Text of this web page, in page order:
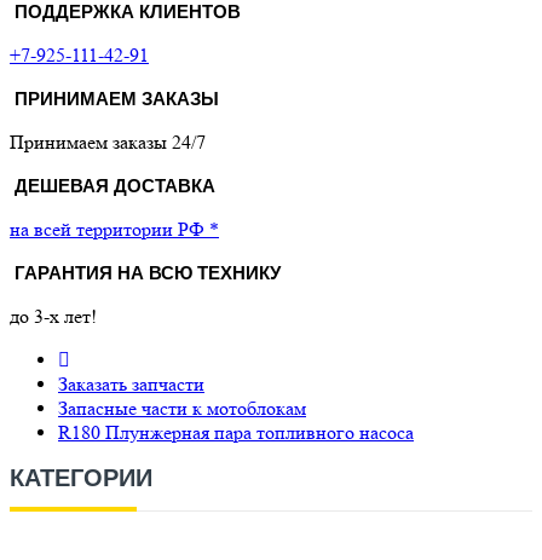
ПОДДЕРЖКА КЛИЕНТОВ
+7-925-111-42-91
ПРИНИМАЕМ ЗАКАЗЫ
Принимаем заказы 24/7
ДЕШЕВАЯ ДОСТАВКА
на всей территории РФ *
ГАРАНТИЯ НА ВСЮ ТЕХНИКУ
до 3-х лет!
Заказать запчасти
Запасные части к мотоблокам
R180 Плунжерная пара топливного насоса
КАТЕГОРИИ